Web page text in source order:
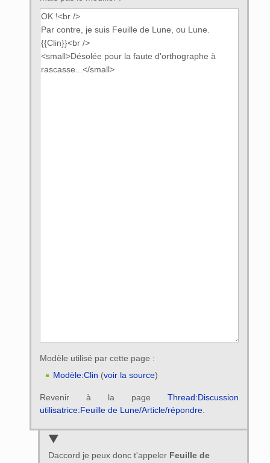
Modèle utilisé par cette page :
Modèle:Clin (voir la source)
Revenir à la pageThread:Discussion
utilisatrice:Feuille de Lune/Article/répondre.
Daccord je peux donc t'appeler Feuille de